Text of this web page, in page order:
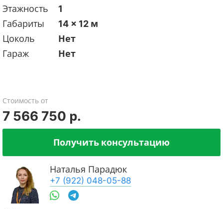
Этажность
1
Габариты
14 x 12 м
Цоколь
Нет
Гараж
Нет
Стоимость от
7 566 750 р.
Получить консультацию
Наталья Парадюк
+7 (922) 048-05-88